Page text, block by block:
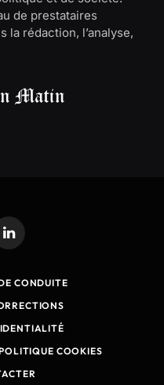
de prestataires
la rédaction, l’analyse,
LinkedIn
CONDUITE
COOKIES